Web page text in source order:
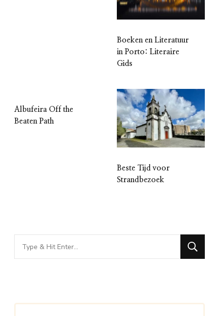
Boeken en Literatuur
in Porto: Literaire
Gids
Albufeira Off the
Beaten Path
Beste Tijd voor
Strandbezoek
Looking
for